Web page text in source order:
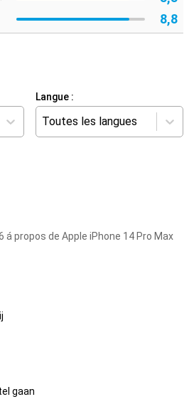
8,8
Langue :
Toutes les langues
á propos de Apple iPhone 14 Pro Max
gaan